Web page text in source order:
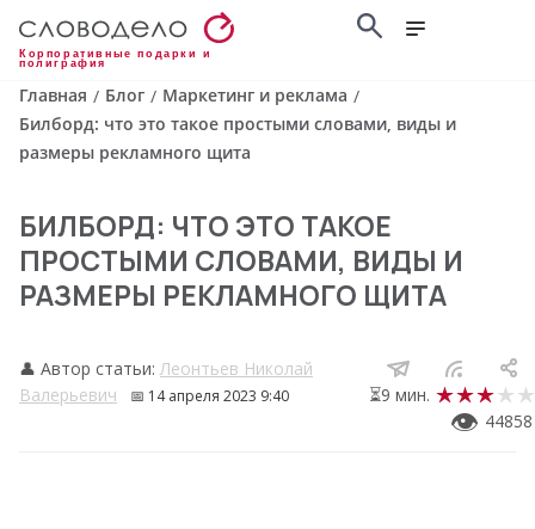
Корпоративные подарки и
полиграфия
Главная / Блог / Маркетинг и реклама /
Билборд: что это такое простыми словами, виды и
размеры рекламного щита
БИЛБОРД: ЧТО ЭТО ТАКОЕ
ПРОСТЫМИ СЛОВАМИ, ВИДЫ И
РАЗМЕРЫ РЕКЛАМНОГО ЩИТА
👤 Автор статьи:Леонтьев Николай
Валерьевич
📅 14 апреля 2023 9:40 ⏳9 мин.
👁 44858